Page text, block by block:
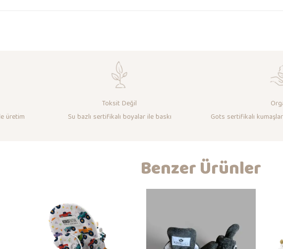
üretim
Toksit Değil
Su bazlı sertifikalı boyalar ile baskı
Gots sertifikalı
Benzer Ürünler